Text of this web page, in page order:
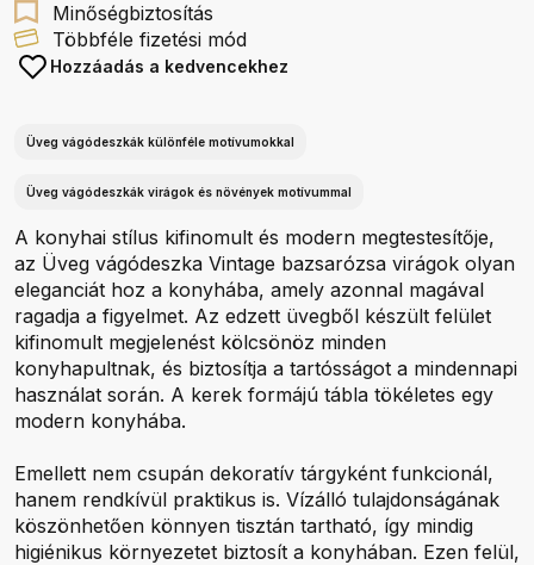
Minőségbiztosítás
Többféle fizetési mód
Hozzáadás a kedvencekhez
Üveg vágódeszkák különféle motívumokkal
Üveg vágódeszkák virágok és növények motívummal
A konyhai stílus kifinomult és modern megtestesítője,
az Üveg vágódeszka Vintage bazsarózsa virágok olyan
eleganciát hoz a konyhába, amely azonnal magával
ragadja a figyelmet. Az edzett üvegből készült felület
kifinomult megjelenést kölcsönöz minden
konyhapultnak, és biztosítja a tartósságot a mindennapi
használat során. A kerek formájú tábla tökéletes egy
modern konyhába.
Emellett nem csupán dekoratív tárgyként funkcionál,
hanem rendkívül praktikus is. Vízálló tulajdonságának
köszönhetően könnyen tisztán tartható, így mindig
higiénikus környezetet biztosít a konyhában. Ezen felül,